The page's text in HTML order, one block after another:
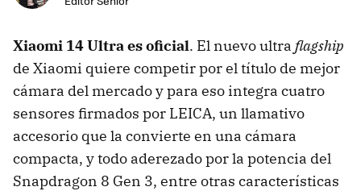
Xiaomi 14 Ultra es oficial. El nuevo ultra flagship
de Xiaomi quiere competir por el título de mejor
cámara del mercado y para eso integra cuatro
sensores firmados por LEICA, un llamativo
accesorio que la convierte en una cámara
compacta, y todo aderezado por la potencia del
Snapdragon 8 Gen 3, entre otras características